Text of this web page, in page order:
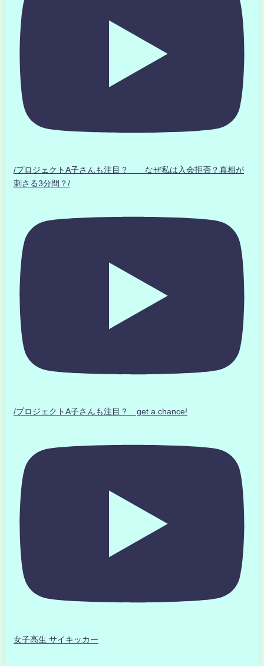
/プロジェクトA子さんも注目？ なぜ私は入会拒否？真相が
刺さる3分間？/
/プロジェクトA子さんも注目？ get a chance!
女子高生 サイキッカー